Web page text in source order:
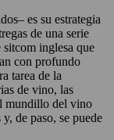
es su estrategia
de una serie
sitcom inglesa que
con profundo
tarea de la
de vino, las
mundillo del vino
de paso, se puede